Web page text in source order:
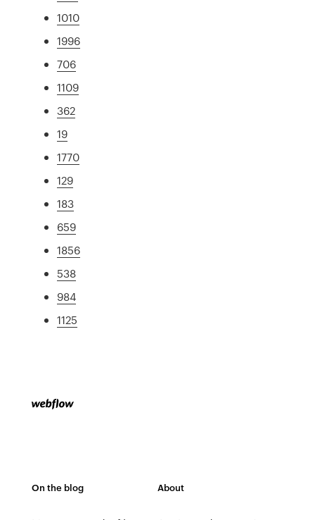
1010
1996
706
1109
362
19
1770
129
183
659
1856
538
984
1125
On the blog About